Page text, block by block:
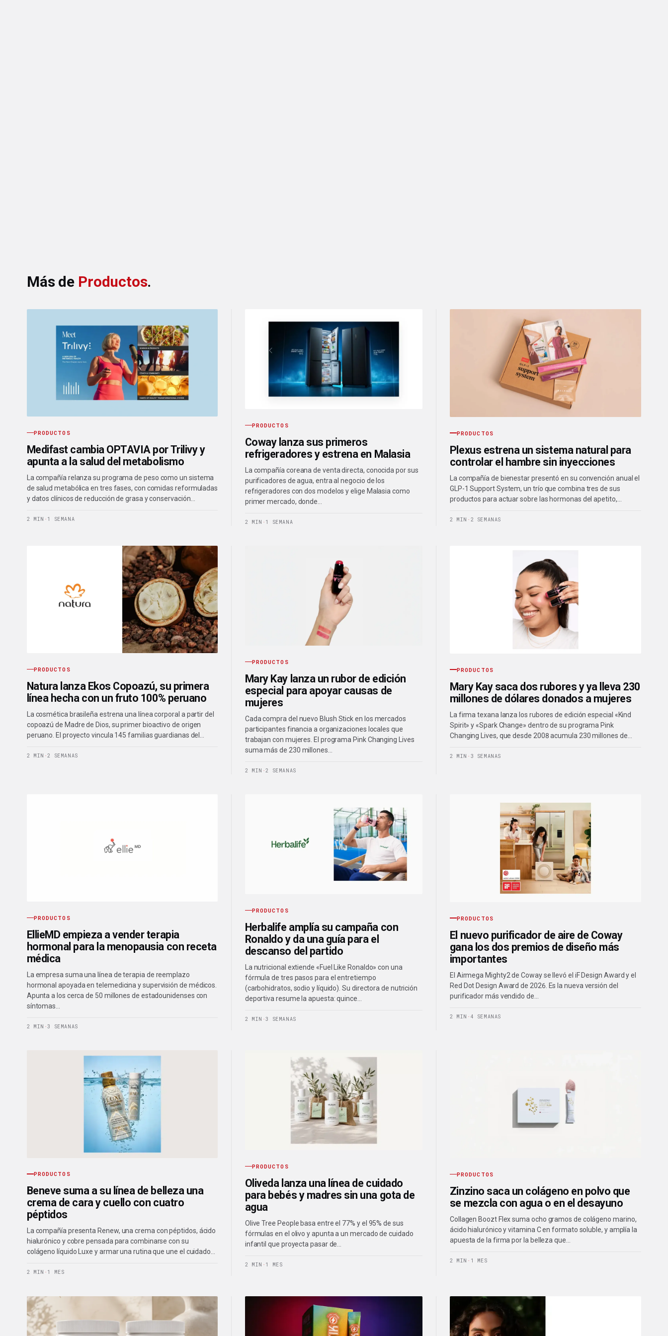
Más de Productos.
PRODUCTOS
Medifast cambia OPTAVIA por Trilivy y
apunta a la salud del metabolismo
La compañía relanza su programa de peso como un sistema
de salud metabólica en tres fases, con comidas reformuladas
y datos clínicos de reducción de grasa y conservación…
2 MIN · 1 SEMANA
PRODUCTOS
Coway lanza sus primeros
refrigeradores y estrena en Malasia
La compañía coreana de venta directa, conocida por sus
purificadores de agua, entra al negocio de los
refrigeradores con dos modelos y elige Malasia como
primer mercado, donde…
2 MIN · 1 SEMANA
PRODUCTOS
Plexus estrena un sistema natural para
controlar el hambre sin inyecciones
La compañía de bienestar presentó en su convención anual el
GLP-1 Support System, un trío que combina tres de sus
productos para actuar sobre las hormonas del apetito,…
2 MIN · 2 SEMANAS
PRODUCTOS
Natura lanza Ekos Copoazú, su primera
línea hecha con un fruto 100% peruano
La cosmética brasileña estrena una línea corporal a partir del
copoazú de Madre de Dios, su primer bioactivo de origen
peruano. El proyecto vincula 145 familias guardianas del…
2 MIN ·2 SEMANAS
PRODUCTOS
Mary Kay lanza un rubor de edición
especial para apoyar causas de
mujeres
Cada compra del nuevo Blush Stick en los mercados
participantes financia a organizaciones locales que
trabajan con mujeres. El programa Pink Changing Lives
suma más de 230 millones…
2 MIN ·2 SEMANAS
PRODUCTOS
Mary Kay saca dos rubores y ya lleva 230
millones de dólares donados a mujeres
La firma texana lanza los rubores de edición especial «Kind
Spirit» y «Spark Change» dentro de su programa Pink
Changing Lives, que desde 2008 acumula 230 millones de…
2 MIN · 3 SEMANAS
PRODUCTOS
EllieMD empieza a vender terapia
hormonal para la menopausia con receta
médica
La empresa suma una línea de terapia de reemplazo
hormonal apoyada en telemedicina y supervisión de médicos.
Apunta a los cerca de 50 millones de estadounidenses con
síntomas…
2 MIN ·3 SEMANAS
PRODUCTOS
Herbalife amplía su campaña con
Ronaldo y da una guía para el
descanso del partido
La nutricional extiende «Fuel Like Ronaldo» con una
fórmula de tres pasos para el entretiempo
(carbohidratos, sodio y líquido). Su directora de nutrición
deportiva resume la apuesta: quince…
2 MIN ·3 SEMANAS
PRODUCTOS
El nuevo purificador de aire de Coway
gana los dos premios de diseño más
importantes
El Airmega Mighty2 de Coway se llevó el iF Design Award y el
Red Dot Design Award de 2026. Es la nueva versión del
purificador más vendido de…
2 MIN · 4 SEMANAS
PRODUCTOS
Beneve suma a su línea de belleza una
crema de cara y cuello con cuatro
péptidos
La compañía presenta Renew, una crema con péptidos, ácido
hialurónico y cobre pensada para combinarse con su
colágeno líquido Luxe y armar una rutina que une el cuidado…
2 MIN · 1 MES
PRODUCTOS
Oliveda lanza una línea de cuidado
para bebés y madres sin una gota de
agua
Olive Tree People basa entre el 77% y el 95% de sus
fórmulas en el olivo y apunta a un mercado de cuidado
infantil que proyecta pasar de…
2 MIN · 1 MES
PRODUCTOS
Zinzino saca un colágeno en polvo que
se mezcla con agua o en el desayuno
Collagen Boozt Flex suma ocho gramos de colágeno marino,
ácido hialurónico y vitamina C en formato soluble, y amplía la
apuesta de la firma por la belleza que…
2 MIN · 1 MES